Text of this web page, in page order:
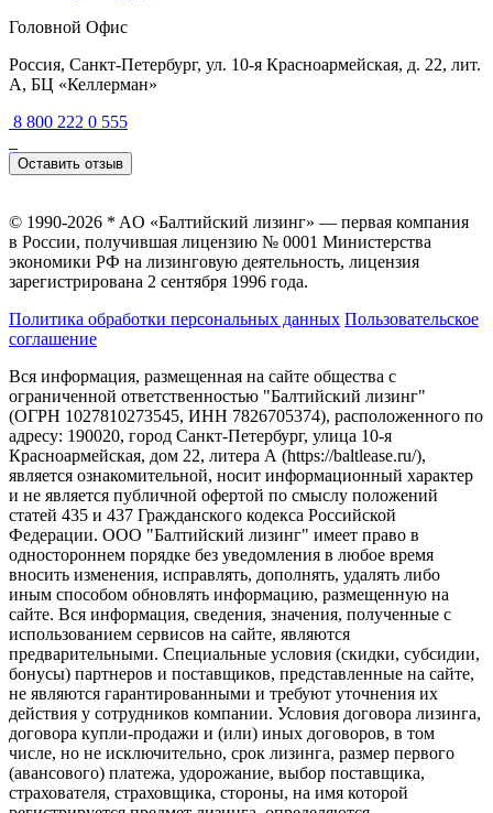
Головной Офис
Россия, Санкт-Петербург, ул. 10-я Красноармейская, д. 22, лит.
А, БЦ «Келлерман»
8 800 222 0 555
Оставить отзыв
© 1990-2026 * AO «Балтийский лизинг» — первая компания
в России, получившая лицензию № 0001 Министерства
экономики РФ на лизинговую деятельность, лицензия
зарегистрирована 2 сентября 1996 года.
Политика обработки персональных данных Пользовательское
соглашение
Вся информация, размещенная на сайте общества с
ограниченной ответственностью "Балтийский лизинг"
(ОГРН 1027810273545, ИНН 7826705374), расположенного по
адресу: 190020, город Санкт-Петербург, улица 10-я
Красноармейская, дом 22, литера А (https://baltlease.ru/),
является ознакомительной, носит информационный характер
и не является публичной офертой по смыслу положений
статей 435 и 437 Гражданского кодекса Российской
Федерации. ООО "Балтийский лизинг" имеет право в
одностороннем порядке без уведомления в любое время
вносить изменения, исправлять, дополнять, удалять либо
иным способом обновлять информацию, размещенную на
сайте. Вся информация, сведения, значения, полученные с
использованием сервисов на сайте, являются
предварительными. Специальные условия (скидки, субсидии,
бонусы) партнеров и поставщиков, представленные на сайте,
не являются гарантированными и требуют уточнения их
действия у сотрудников компании. Условия договора лизинга,
договора купли-продажи и (или) иных договоров, в том
числе, но не исключительно, срок лизинга, размер первого
(авансового) платежа, удорожание, выбор поставщика,
страхователя, страховщика, стороны, на имя которой